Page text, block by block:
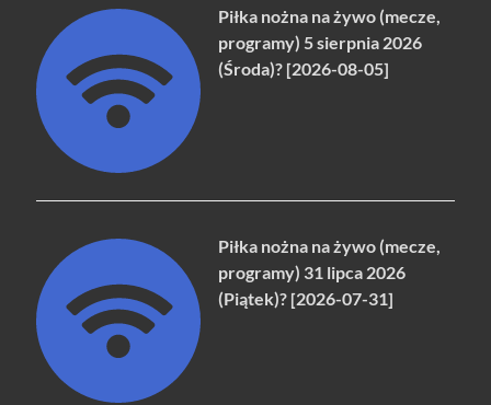
Piłka nożna na żywo (mecze,
programy) 5 sierpnia 2026
(Środa)? [2026-08-05]
Piłka nożna na żywo (mecze,
programy) 31 lipca 2026
(Piątek)? [2026-07-31]